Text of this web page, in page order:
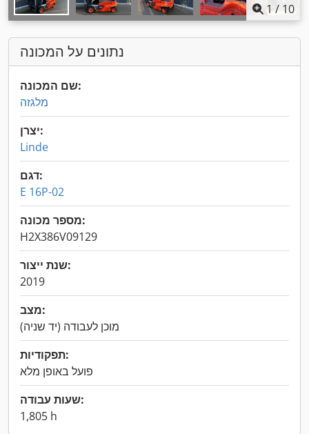
1 / 10
נתונים על המכונה
שם המכונה:
מלגזה
יצרן:
Linde
דגם:
E 16P-02
מספר מכונה:
H2X386V09129
שנת ייצור:
2019
מצב:
מוכן לעבודה (יד שניה)
תפקודיות:
פועל באופן מלא
שעות עבודה:
1,805 h